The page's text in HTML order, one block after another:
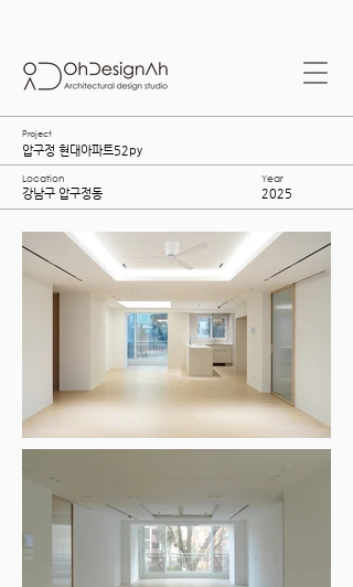
Project
​압구정 현대아파트52py
Location
Year
​강남구 압구정동
2025